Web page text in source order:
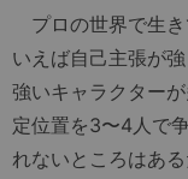
プロの世界で生き
いえば自己主張が
強いキャラクター
定位置を3〜4人で
れないところはあ